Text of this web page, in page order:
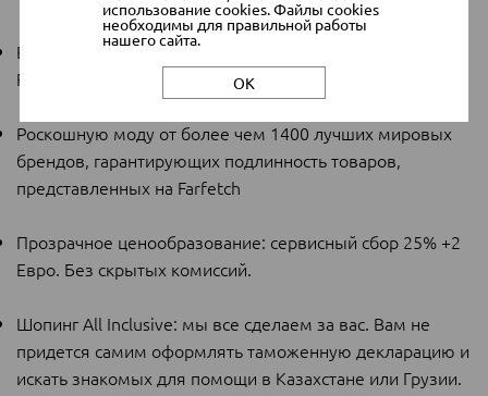
Возможность легких покупок в интернет-магазине
Farfetch
Роскошную моду от более чем 1400 лучших мировых
брендов, гарантирующих подлинность товаров,
представленных на Farfetch
Прозрачное ценообразование: сервисный сбор 25% +2
Евро. Без скрытых комиссий.
Шопинг All Inclusive: мы все сделаем за вас. Вам не
придется самим оформлять таможенную декларацию и
искать знакомых для помощи в Казахстане или Грузии.
использование cookies. Файлы cookies
необходимы для правильной работы
нашего сайта.
ОК